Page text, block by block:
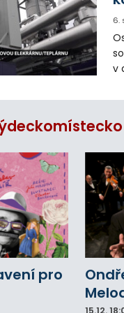
6.
v
pro